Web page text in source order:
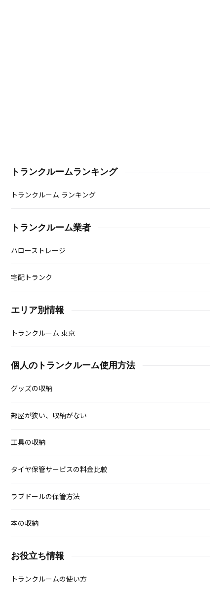
トランクルームランキング
トランクルーム ランキング
トランクルーム業者
ハローストレージ
宅配トランク
エリア別情報
トランクルーム 東京
個人のトランクルーム使用方法
グッズの収納
部屋が狭い、収納がない
工具の収納
タイヤ保管サービスの料金比較
ラブドールの保管方法
本の収納
お役立ち情報
トランクルームの使い方